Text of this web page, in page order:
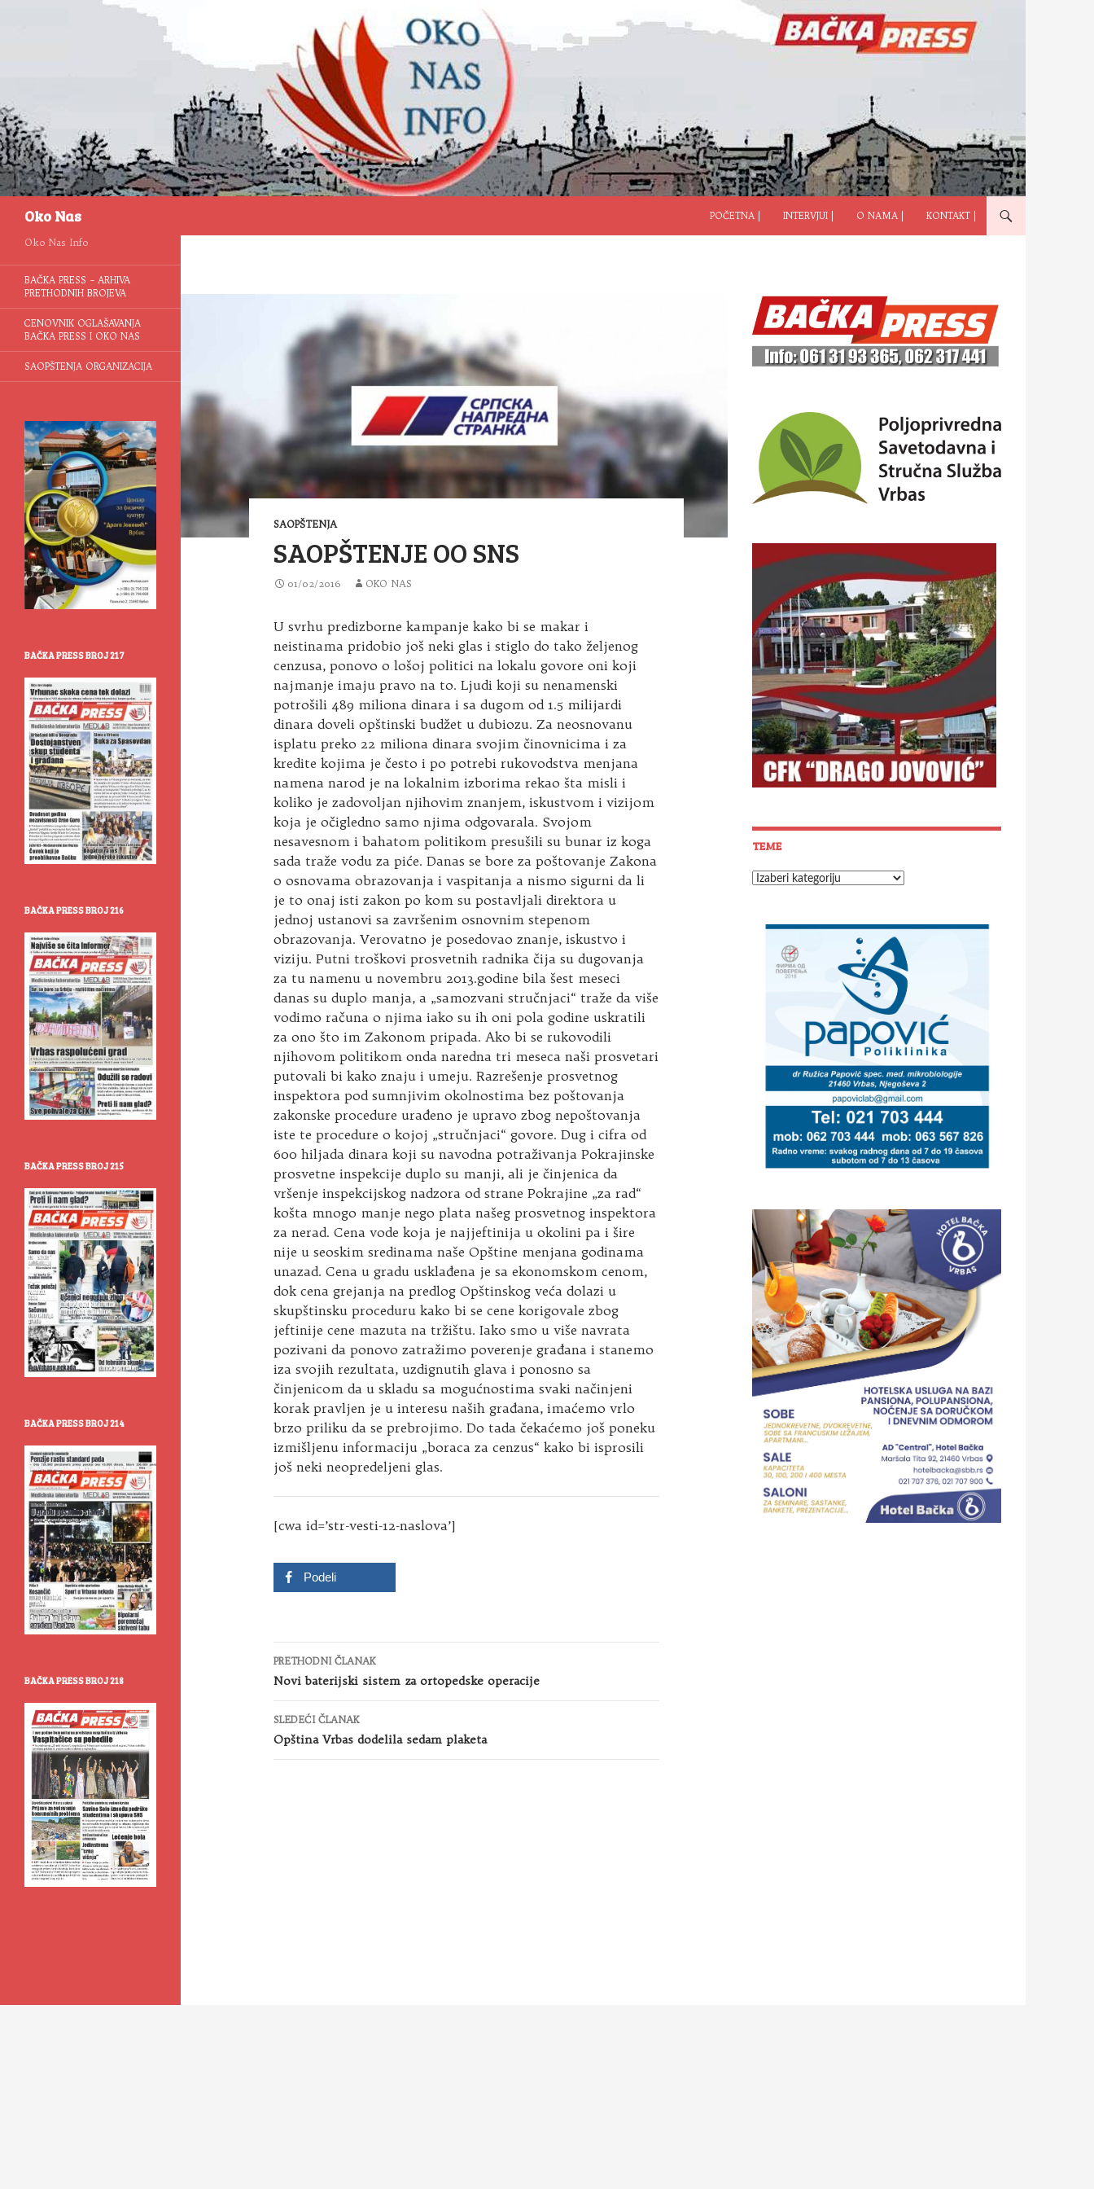
Oko Nas
POČETNA |
INTERVJUI | O NAMA | KONTAKT |
SAOPŠTENJA
SAOPŠTENJE OO SNS
01/02/2016 OKO NAS
U svrhu predizborne kampanje kako bi se makar i
neistinama pridobio još neki glas i stiglo do tako željenog
cenzusa, ponovo o lošoj politici na lokalu govore oni koji
najmanje imaju pravo na to. Ljudi koji su nenamenski
potrošili 489 miliona dinara i sa dugom od 1.5 milijardi
dinara doveli opštinski budžet u dubiozu. Za neosnovanu
isplatu preko 22 miliona dinara svojim činovnicima i za
kredite kojima je često i po potrebi rukovodstva menjana
namena narod je na lokalnim izborima rekao šta misli i
koliko je zadovoljan njihovim znanjem, iskustvom i vizijom
koja je očigledno samo njima odgovarala. Svojom
nesavesnom i bahatom politikom presušili su bunar iz koga
sada traže vodu za piće. Danas se bore za poštovanje Zakona
o osnovama obrazovanja i vaspitanja a nismo sigurni da li
je to onaj isti zakon po kom su postavljali direktora u
jednoj ustanovi sa završenim osnovnim stepenom
obrazovanja. Verovatno je posedovao znanje, iskustvo i
viziju. Putni troškovi prosvetnih radnika čija su dugovanja
za tu namenu u novembru 2013.godine bila šest meseci
danas su duplo manja, a „samozvani stručnjaci“ traže da više
vodimo računa o njima iako su ih oni pola godine uskratili
za ono što im Zakonom pripada. Ako bi se rukovodili
njihovom politikom onda naredna tri meseca naši prosvetari
putovali bi kako znaju i umeju. Razrešenje prosvetnog
inspektora pod sumnjivim okolnostima bez poštovanja
zakonske procedure urađeno je upravo zbog nepoštovanja
iste te procedure o kojoj „stručnjaci“ govore. Dug i cifra od
600 hiljada dinara koji su navodna potraživanja Pokrajinske
prosvetne inspekcije duplo su manji, ali je činjenica da
vršenje inspekcijskog nadzora od strane Pokrajine „za rad“
košta mnogo manje nego plata našeg prosvetnog inspektora
za nerad. Cena vode koja je najjeftinija u okolini pa i šire
nije u seoskim sredinama naše Opštine menjana godinama
unazad. Cena u gradu usklađena je sa ekonomskom cenom,
dok cena grejanja na predlog Opštinskog veća dolazi u
skupštinsku proceduru kako bi se cene korigovale zbog
jeftinije cene mazuta na tržištu. Iako smo u više navrata
pozivani da ponovo zatražimo poverenje građana i stanemo
iza svojih rezultata, uzdignutih glava i ponosno sa
činjenicom da u skladu sa mogućnostima svaki načinjeni
korak pravljen je u interesu naših građana, imaćemo vrlo
brzo priliku da se prebrojimo. Do tada čekaćemo još poneku
izmišljenu informaciju „boraca za cenzus“ kako bi isprosili
još neki neopredeljeni glas.
[cwa id=’str-vesti-12-naslova’]
Podeli
Kretanje
članaka
PRETHODNI ČLANAK
Novi baterijski sistem za ortopedske operacije
SLEDEĆI ČLANAK
Opština Vrbas dodelila sedam plaketa
TEME
Teme
Oko Nas Info
BAČKA PRESS – ARHIVA
PRETHODNIH BROJEVA
CENOVNIK OGLAŠAVANJA
BAČKA PRESS I OKO NAS
SAOPŠTENJA ORGANIZACIJA
BAČKA PRESS BROJ 217
BAČKA PRESS BROJ 216
BAČKA PRESS BROJ 215
BAČKA PRESS BROJ 214
BAČKA PRESS BROJ 218